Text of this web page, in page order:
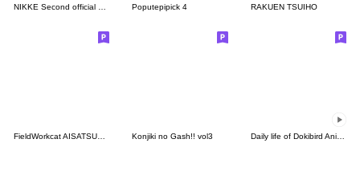
Poputepipick 4 RAKUEN TSUIHO
FieldWorkcat AISATSU&OHENJI Konjiki no Gash!! vol3 Daily life of Dokibird Animated Stickers